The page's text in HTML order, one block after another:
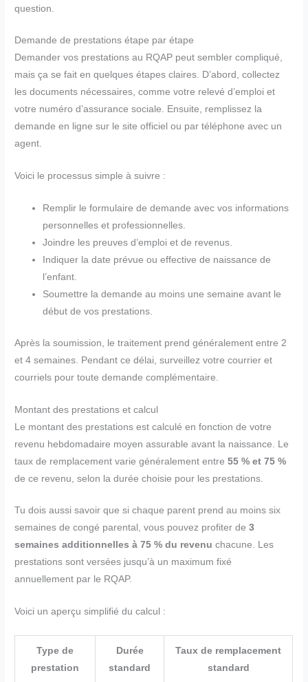
question.
Demande de prestations étape par étape
Demander vos prestations au RQAP peut sembler compliqué,
mais ça se fait en quelques étapes claires. D’abord, collectez
les documents nécessaires, comme votre relevé d’emploi et
votre numéro d’assurance sociale. Ensuite, remplissez la
demande en ligne sur le site officiel ou par téléphone avec un
agent.
Voici le processus simple à suivre :
Remplir le formulaire de demande avec vos informations
personnelles et professionnelles.
Joindre les preuves d’emploi et de revenus.
Indiquer la date prévue ou effective de naissance de
l’enfant.
Soumettre la demande au moins une semaine avant le
début de vos prestations.
Après la soumission, le traitement prend généralement entre 2
et 4 semaines. Pendant ce délai, surveillez votre courrier et
courriels pour toute demande complémentaire.
Montant des prestations et calcul
Le montant des prestations est calculé en fonction de votre
revenu hebdomadaire moyen assurable avant la naissance. Le
taux de remplacement varie généralement entre55 % et 75 %
de ce revenu, selon la durée choisie pour les prestations.
Tu dois aussi savoir que si chaque parent prend au moins six
semaines de congé parental, vous pouvez profiter de3
semaines additionnelles à 75 % du revenu chacune. Les
prestations sont versées jusqu’à un maximum fixé
annuellement par le RQAP.
Voici un aperçu simplifié du calcul :
Type de
prestation
Durée
standard
Taux de remplacement
standard